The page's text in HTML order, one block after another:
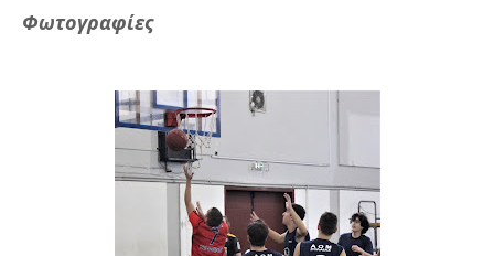
Φωτογραφίες